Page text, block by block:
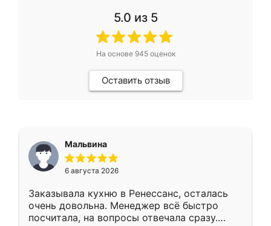
5.0 из 5
На основе 945оценок
Оставить отзыв
Мальвина
6 августа 2026
Заказывала кухню в Ренессанс, осталась
очень довольна. Менеджер всё быстро
посчитала, на вопросы отвечала сразу.